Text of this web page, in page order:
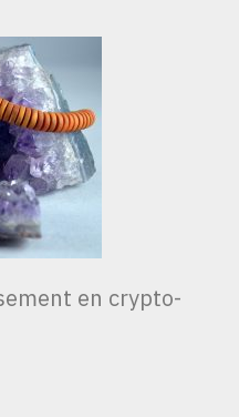
en crypto-